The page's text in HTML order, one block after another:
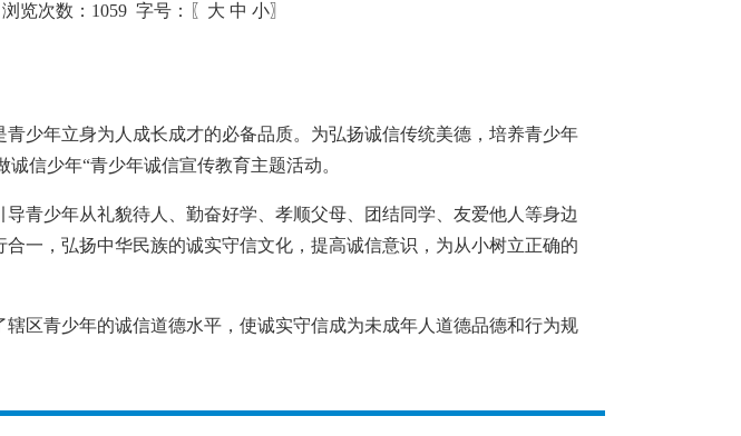
览次数： 1059 字号：〖 大 中 小〗
少年立身为人成长成才的必备品质。为弘扬诚信传统美德，培养青少年
信少年“青少年诚信宣传教育主题活动。
青少年从礼貌待人、勤奋好学、孝顺父母、团结同学、友爱他人等身边
一，弘扬中华民族的诚实守信文化，提高诚信意识，为从小树立正确的
区青少年的诚信道德水平，使诚实守信成为未成年人道德品德和行为规